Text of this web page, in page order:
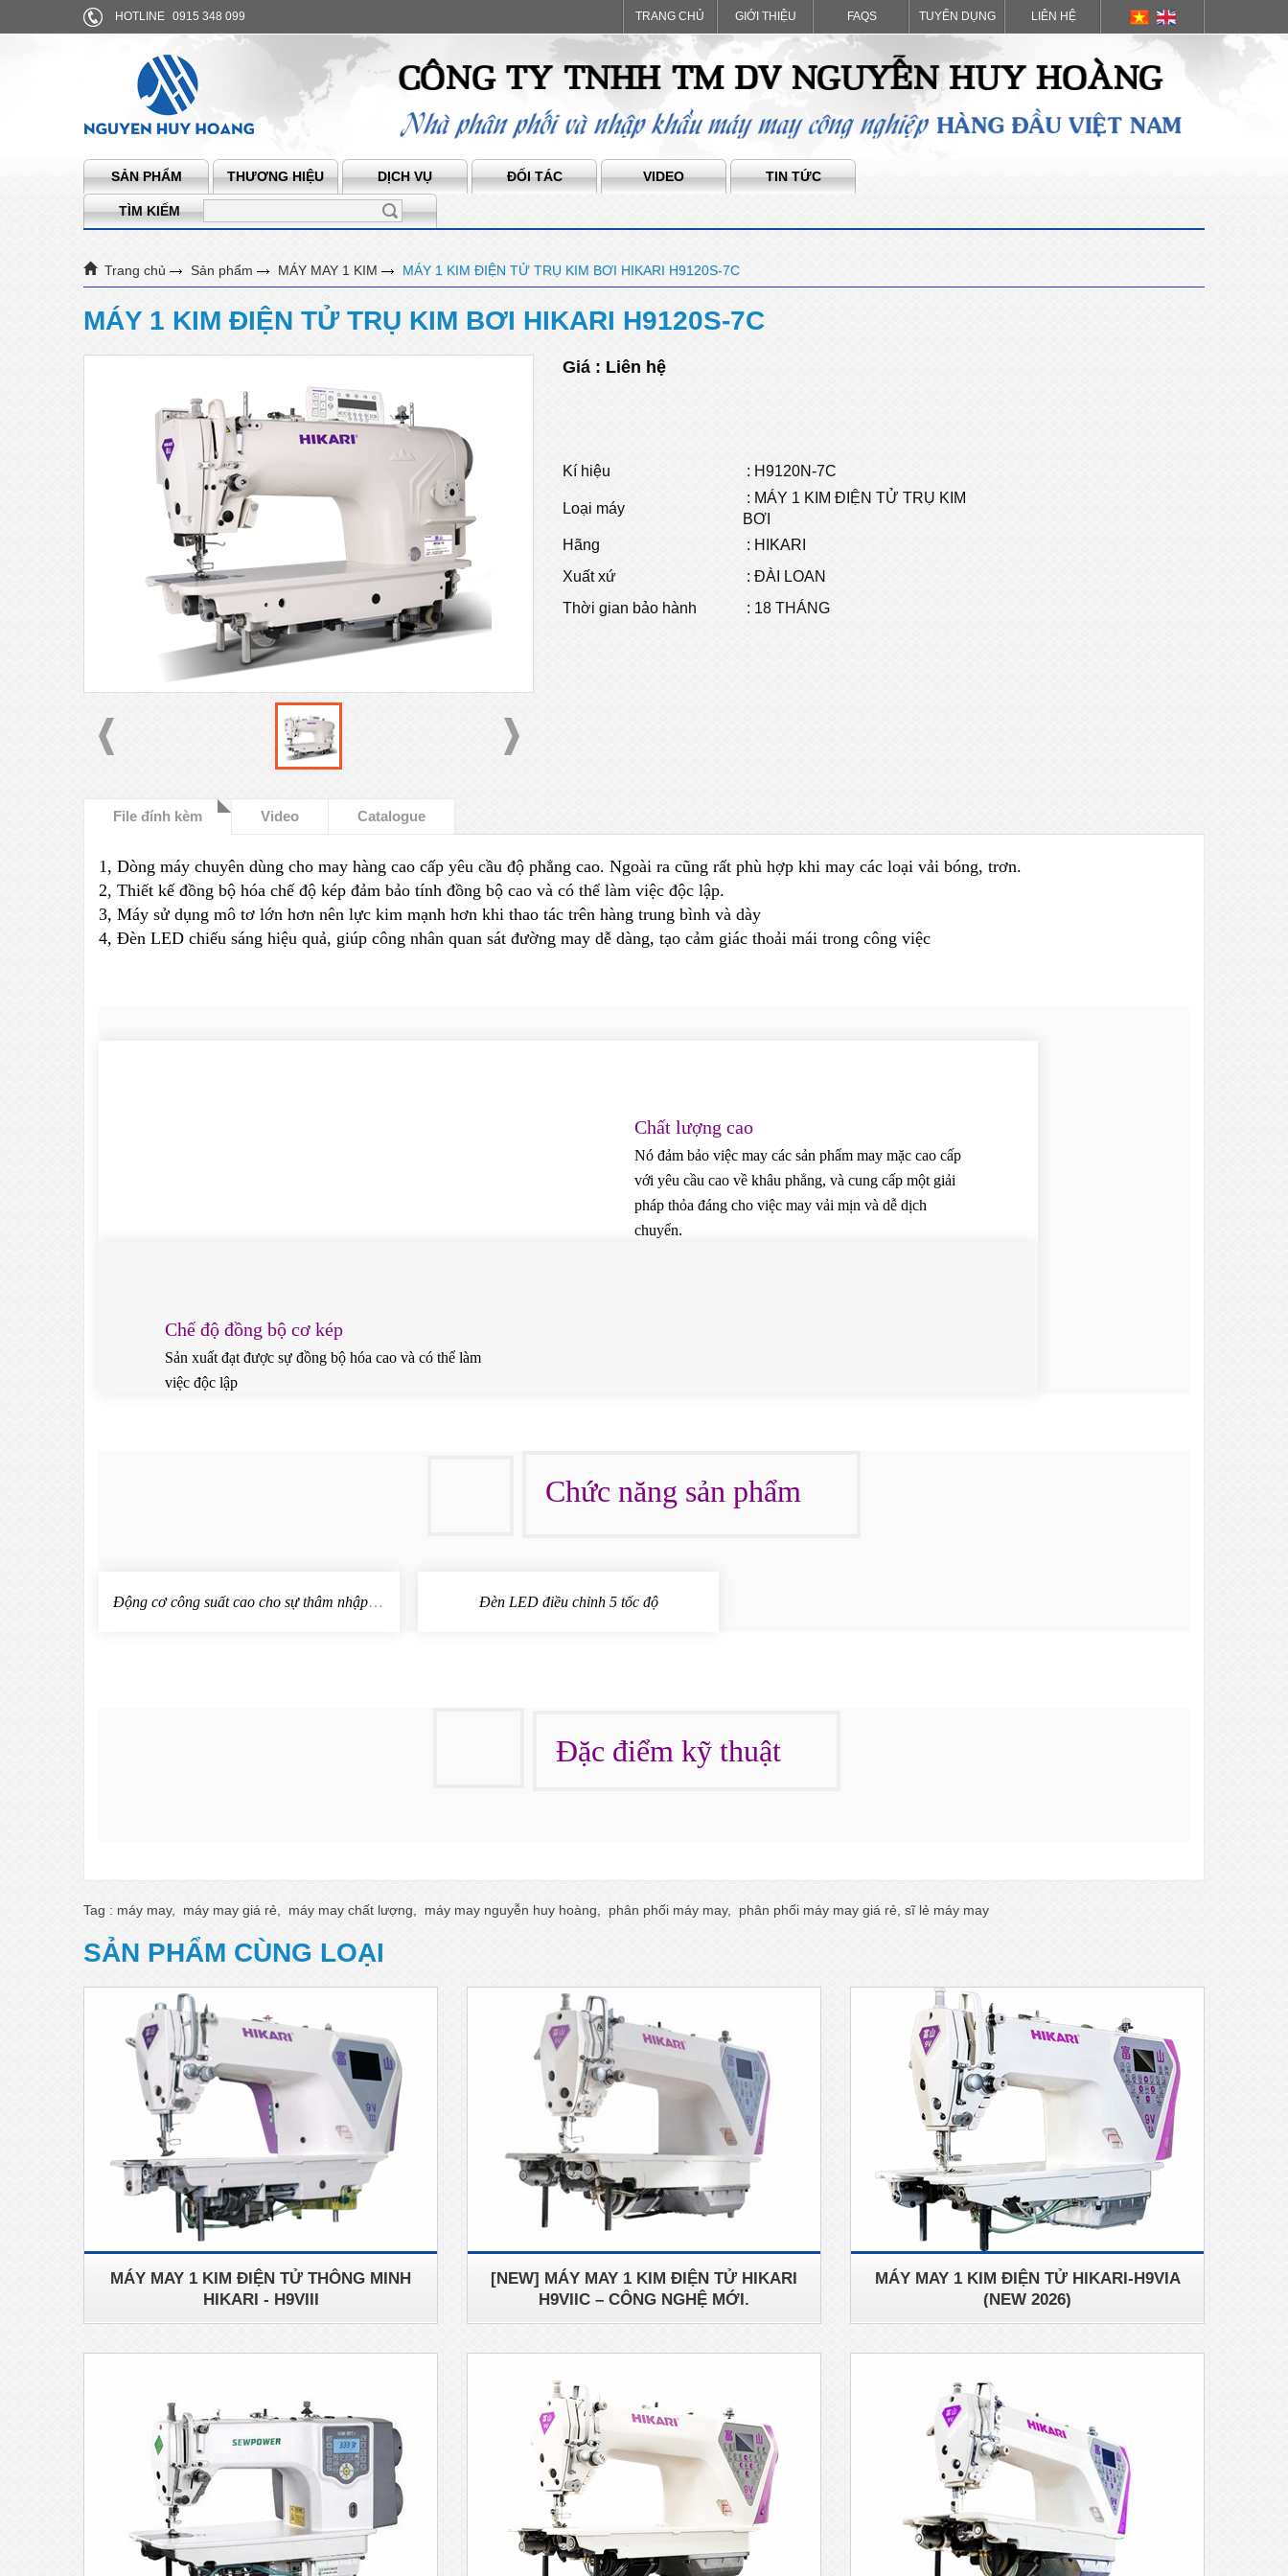
HOTLINE 0915 348 099 TRANG CHỦ GIỚI THIỆU FAQS TUYỂN DỤNG LIÊN HỆ
SẢN PHẨM THƯƠNG HIỆU DỊCH VỤ ĐỐI TÁC VIDEO TIN TỨC
TÌM KIẾM
Trang chủ Sản phẩm MÁY MAY 1 KIM MÁY 1 KIM ĐIỆN TỬ TRỤ KIM BƠI HIKARI H9120S-7C
MÁY 1 KIM ĐIỆN TỬ TRỤ KIM BƠI HIKARI H9120S-7C
Giá : Liên hệ
Kí hiệu : H9120N-7C
Loại máy
: MÁY 1 KIM ĐIỆN TỬ TRỤ KIM
BƠI
Hãng
: HIKARI
Xuất xứ
: ĐÀI LOAN
Thời gian bảo hành
: 18 THÁNG
File đính kèm Video Catalogue
1, Dòng máy chuyên dùng cho may hàng cao cấp yêu cầu độ phẳng cao. Ngoài ra cũng rất phù hợp khi may các loại vải bóng, trơn.
2, Thiết kế đồng bộ hóa chế độ kép đảm bảo tính đồng bộ cao và có thể làm việc độc lập.
3, Máy sử dụng mô tơ lớn hơn nên lực kim mạnh hơn khi thao tác trên hàng trung bình và dày
4, Đèn LED chiếu sáng hiệu quả, giúp công nhân quan sát đường may dễ dàng, tạo cảm giác thoải mái trong công việc
Chất lượng cao
Nó đảm bảo việc may các sản phẩm may mặc cao cấp
với yêu cầu cao về khâu phẳng, và cung cấp một giải
pháp thỏa đáng cho việc may vải mịn và dễ dịch
chuyển.
Chế độ đồng bộ cơ kép
Sản xuất đạt được sự đồng bộ hóa cao và có thể làm
việc độc lập
Chức năng sản phẩm
Đ
ộng cơ công suất cao cho sự thâm nhập vậ t liệu dày và dàyĐèn LED điều chỉnh 5 tốc độ
Đặc điểm kỹ thuật
Tag : máy may, máy may giá rẻ máy may chất lượng máy may nguyễn huy hoàng phân phối máy may, phân phối máy may giá rẻ sĩ lẻ máy may
SẢN PHẨM CÙNG LOẠI
MÁY MAY 1 KIM ĐIỆN TỬ THÔNG MINH
HIKARI - H9VIII
[NEW] MÁY MAY 1 KIM ĐIỆN TỬ HIKARI
H9VIIC – CÔNG NGHỆ MỚI.
MÁY MAY 1 KIM ĐIỆN TỬ HIKARI-H9VIA
(NEW 2026)